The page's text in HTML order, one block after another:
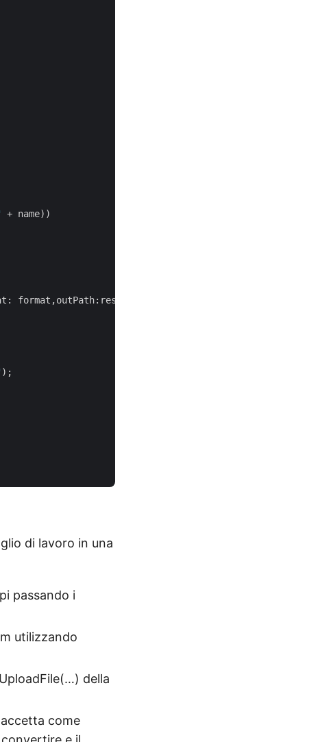
+ name))
format,outPath:resultantFile);
);
di lavoro in una
passando i
utilizzando
della
come